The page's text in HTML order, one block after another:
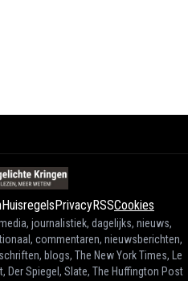
HuisregelsPrivacyRSSCookies
journalistiek, dagelijks, nieuws,
commentaren, nieuwsberichten,
blogs, The New York Times, Le
Der Spiegel, Slate, The Huffington Post